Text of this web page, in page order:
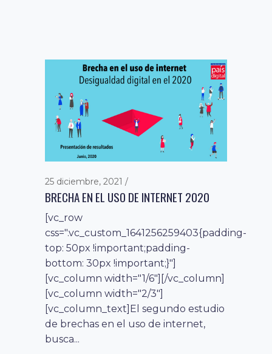
25 diciembre, 2021
BRECHA EN EL USO DE INTERNET 2020
[vc_row
css=".vc_custom_1641256259403{padding-
top: 50px !important;padding-
bottom: 30px !important;}"]
[vc_column width="1/6"][/vc_column]
[vc_column width="2/3"]
[vc_column_text]El segundo estudio
de brechas en el uso de internet,
busca...